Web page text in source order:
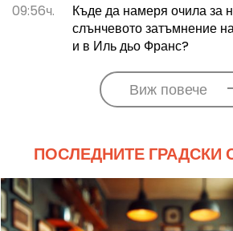
09:56ч.
Къде да намеря очила за
слънчевото затъмнение
и в Иль дьо Франс?
Виж повече
ПОСЛЕДНИТЕ ГРАДСКИ